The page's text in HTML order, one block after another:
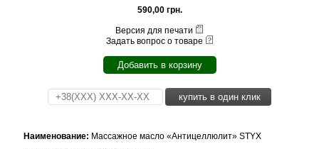
590,00 грн.
Версия для печати
Задать вопрос о товаре
Добавить в корзину
купить в один клик
Наименование: Массажное масло «Антицеллюлит» STYX